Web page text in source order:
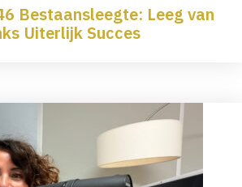
Bestaansleegte: Leeg van
Uiterlijk Succes